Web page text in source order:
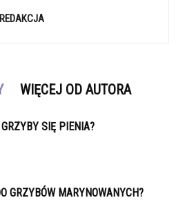
REDAKCJA
WIĘCEJ OD AUTORA
SIĘ PIENIA?
GRZYBÓW MARYNOWANYCH?